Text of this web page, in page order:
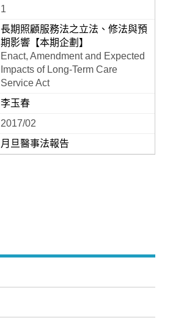
1
長期照顧服務法之立法、修法與預
期影響【本期企劃】
Enact, Amendment and Expected
Impacts of Long-Term Care
Service Act
李玉春
2017/02
月旦醫事法報告